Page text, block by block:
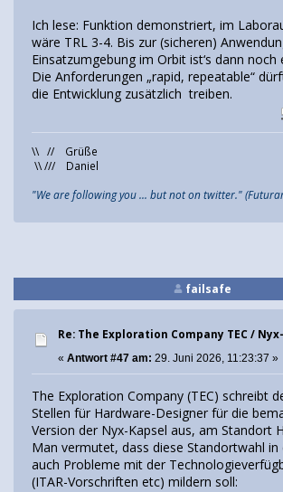
Ich lese: Funktion demonstriert, im
wäre TRL 3-4. Bis zur (sicheren)
Einsatzumgebung im Orbit ist‘s dann noch
Die Anforderungen „rapid, repeatable“
die Entwicklung zusätzlich treiben.
\\ // Grüße
\\ /// Daniel
"We are following you ... but not on twitter."
failsafe
Re: The Exploration Company TEC /
« Antwort #47 am: 29. Juni 2026, 11:23:37 »
The Exploration Company (TEC) schreibt
Stellen für Hardware-Designer für die
Version der Nyx-Kapsel aus, am Standort
Man vermutet, dass diese Standortwahl in
auch Probleme mit der
(ITAR-Vorschriften etc) mildern soll: